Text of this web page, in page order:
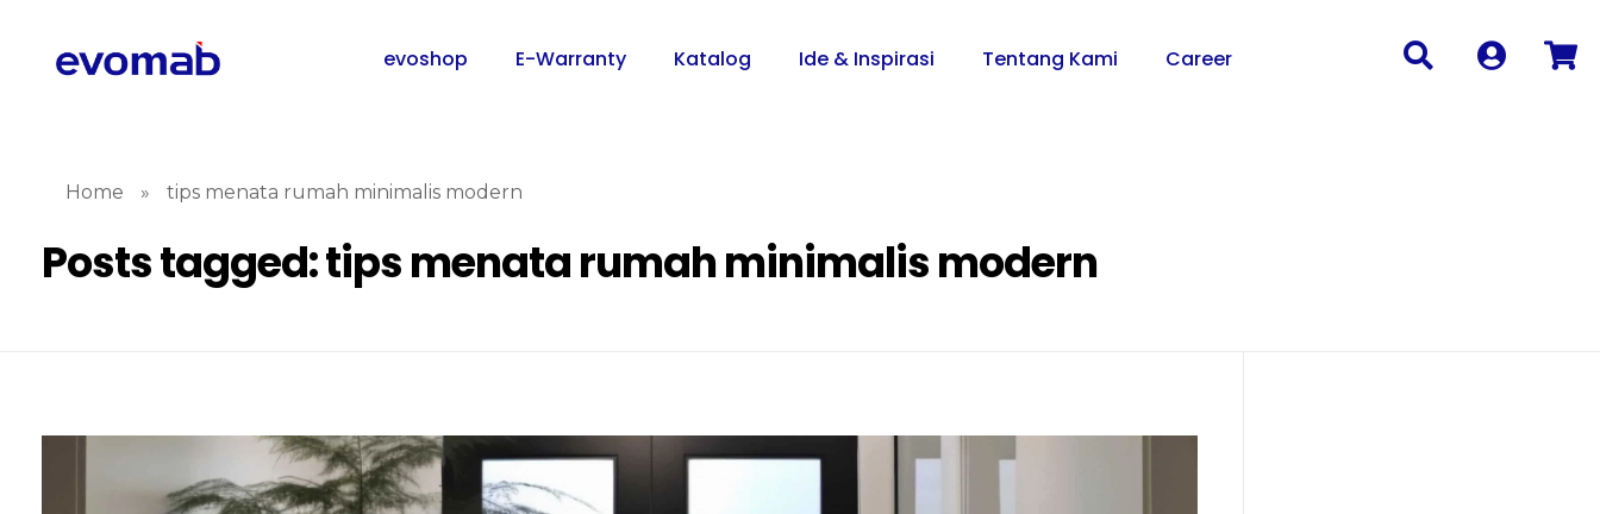
evoshop E-Warranty Katalog Ide & Inspirasi Tentang Kami Career
Home » tips menata rumah minimalis modern
Posts tagged: tips menata rumah minimalis modern